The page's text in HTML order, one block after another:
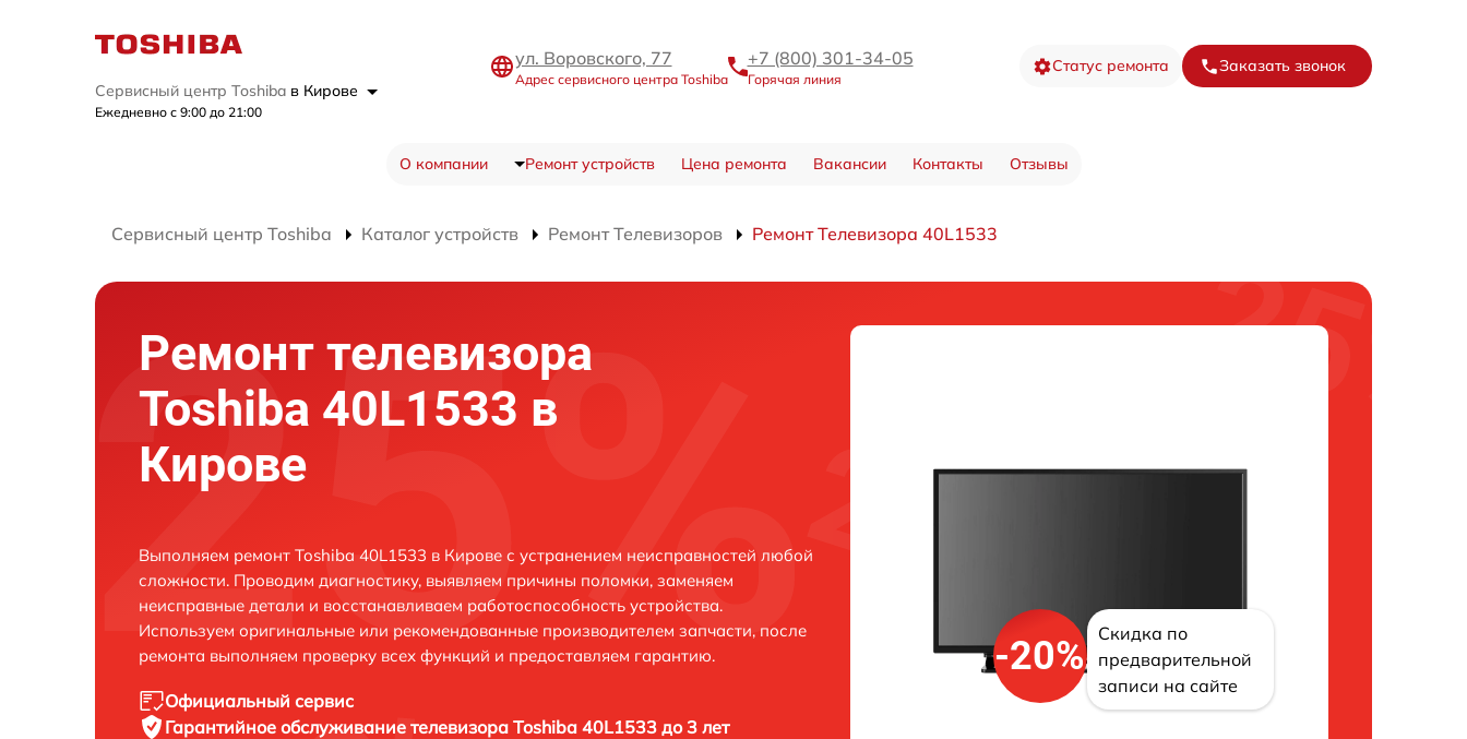
Сервисный центр Toshiba в Кирове
Ежедневно с 9:00 до 21:00
ул. Воровского, 77
Адрес сервисного центра Toshiba
+7 (800) 301-34-05
Горячая линия
Статус ремонта Заказать звонок
О компании Ремонт устройств Цена ремонта Вакансии Контакты Отзывы
Сервисный центр Toshiba Каталог устройств Ремонт Телевизоров Ремонт Телевизора 40L1533
Ремонт телевизора
Toshiba 40L1533 в
Кирове
Выполняем ремонт Toshiba 40L1533 в Кирове с устранением неисправностей любой
сложности. Проводим диагностику, выявляем причины поломки, заменяем
неисправные детали и восстанавливаем работоспособность устройства.
Используем оригинальные или рекомендованные производителем запчасти, после
ремонта выполняем проверку всех функций и предоставляем гарантию.
Официальный сервис
Гарантийное обслуживание телевизора Toshiba 40L1533 до 3 лет
-20%
Скидка по
предварительной
записи на сайте